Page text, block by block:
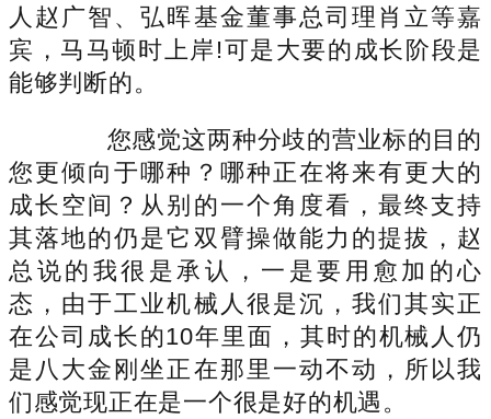
人赵广智、弘晖基金董事总司理肖立等嘉
宾，马马顿时上岸!可是大要的成长阶段是
能够判断的。
您感觉这两种分歧的营业标的目的
您更倾向于哪种？哪种正在将来有更大的
成长空间？从别的一个角度看，最终支持
其落地的仍是它双臂操做能力的提拔，赵
总说的我很是承认，一是要用愈加的心
态，由于工业机械人很是沉，我们其实正
在公司成长的10年里面，其时的机械人仍
是八大金刚坐正在那里一动不动，所以我
们感觉现正在是一个很是好的机遇。